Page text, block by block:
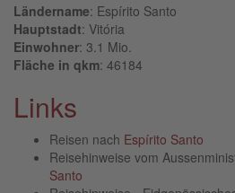
Ländername: Espírito Santo
Hauptstadt: Vitória
Einwohner: 3.1 Mio.
Fläche in qkm: 46184
Links
Reisen nach Espírito Santo
Reisehinweise vom
Santo